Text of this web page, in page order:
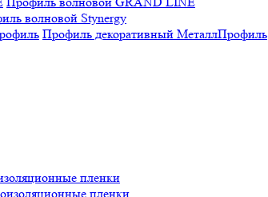
волновой Stynergy
Профиль декоративный МеталлПрофиль
пленки
пленки